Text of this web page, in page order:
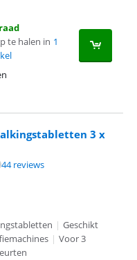
te halen in 1
3 x
44 reviews.
44 reviews
| Geschikt
| Voor 3